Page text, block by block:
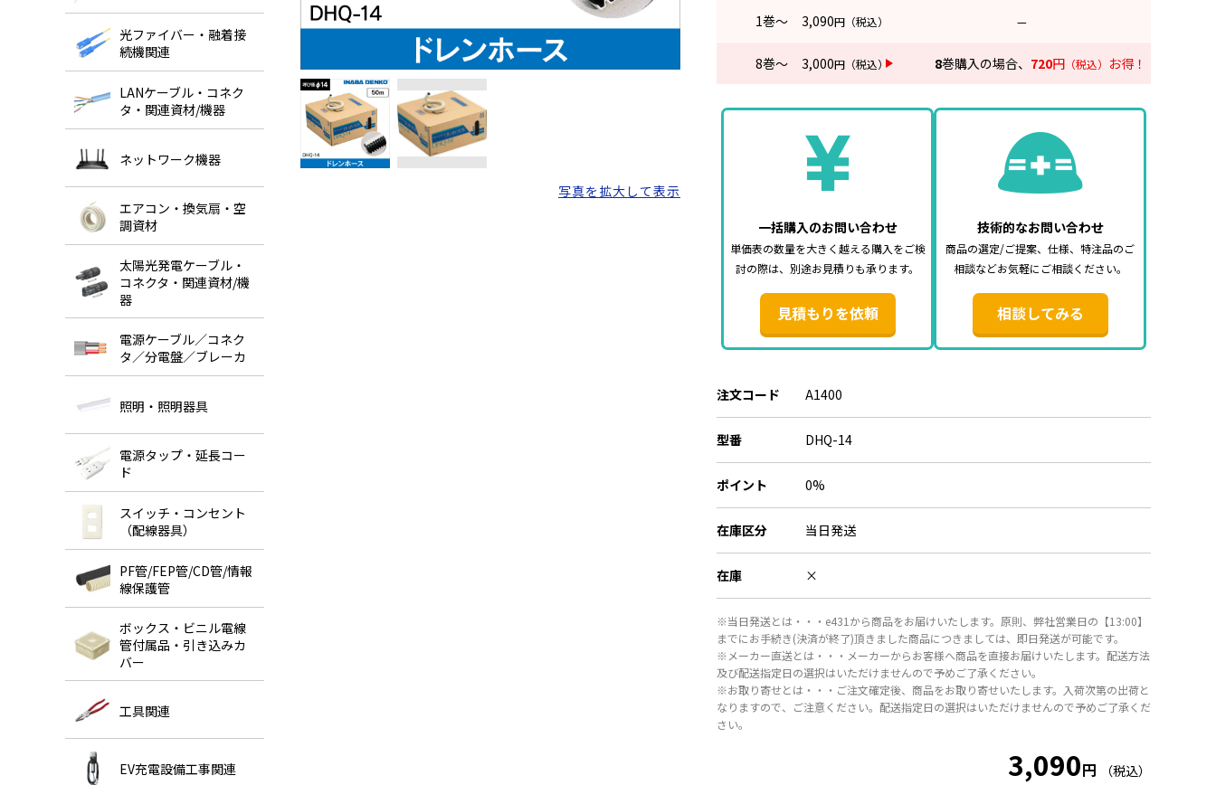
光ファイバー・融着接
続機関連
LANケーブル・コネク
タ・関連資材/機器
ネットワーク機器
エアコン・換気扇・空
調資材
太陽光発電ケーブル・
コネクタ・関連資材/機
器
電源ケーブル／コネク
タ／分電盤／ブレーカ
照明・照明器具
電源タップ・延長コー
ド
スイッチ・コンセント
（配線器具）
PF管/FEP管/CD管/情報
線保護管
ボックス・ビニル電線
管付属品・引き込みカ
バー
工具関連
EV充電設備工事関連
1巻～ 3,090円 （税込） —
8巻～ 3,000円 （税込） 8巻購入の場合、 720円 （税込） お得！
一括購入のお問い合わせ
単価表の数量を大きく越える購入をご検
討の際は、別途お見積りも承ります。
見積もりを依頼
技術的なお問い合わせ
商品の選定/ご提案、仕様、特注品のご
相談などお気軽にご相談ください。
相談してみる
注文コード A1400
型番 DHQ-14
ポイント 0%
在庫区分 当日発送
在庫 ×
※当日発送とは・・・e431から商品をお届けいたします。原則、弊社営業日の【13:00】
までにお手続き(決済が終了)頂きました商品につきましては、即日発送が可能です。
※メーカー直送とは・・・メーカーからお客様へ商品を直接お届けいたします。配送方法
及び配送指定日の選択はいただけませんので予めご了承ください。
※お取り寄せとは・・・ご注文確定後、商品をお取り寄せいたします。入荷次第の出荷と
なりますので、ご注意ください。配送指定日の選択はいただけませんので予めご了承くだ
さい。
3,090円
（税込）
写真を拡大して表示